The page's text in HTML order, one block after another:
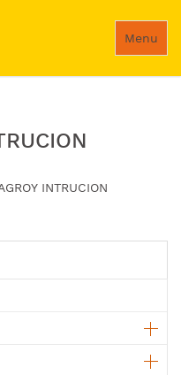
Menu
INTRUCION